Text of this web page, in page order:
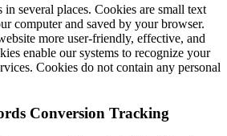
in several places. Cookies are small text
computer and saved by your browser.
more user-friendly, effective, and
enable our systems to recognize your
Cookies do not contain any personal
Conversion Tracking